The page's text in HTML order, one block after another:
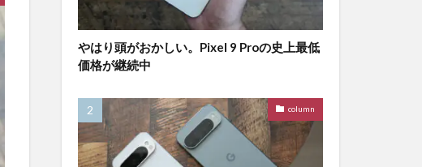
やはり頭がおかしい。Pixel 9 Proの史上最低
価格が継続中
column